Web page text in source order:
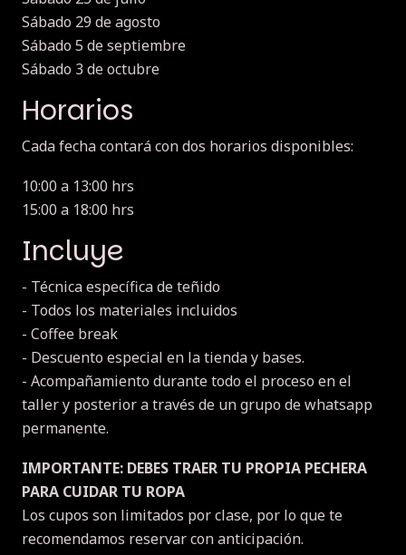
Sábado 29 de agosto
Sábado 5 de septiembre
Sábado 3 de octubre
Horarios
Cada fecha contará con dos horarios disponibles:
10:00 a 13:00 hrs
15:00 a 18:00 hrs
Incluye
- Técnica específica de teñido
- Todos los materiales incluidos
- Coffee break
- Descuento especial en la tienda y bases.
- Acompañamiento durante todo el proceso en el
taller y posterior a través de un grupo de whatsapp
permanente.
IMPORTANTE: DEBES TRAER TU PROPIA PECHERA
PARA CUIDAR TU ROPA
Los cupos son limitados por clase, por lo que te
recomendamos reservar con anticipación.